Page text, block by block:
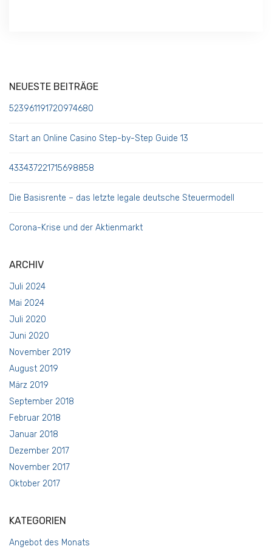
NEUESTE BEITRÄGE
523961191720974680
Start an Online Casino Step-by-Step Guide 13
433437221715698858
Die Basisrente – das letzte legale deutsche Steuermodell
Corona-Krise und der Aktienmarkt
ARCHIV
Juli 2024
Mai 2024
Juli 2020
Juni 2020
November 2019
August 2019
März 2019
September 2018
Februar 2018
Januar 2018
Dezember 2017
November 2017
Oktober 2017
KATEGORIEN
Angebot des Monats